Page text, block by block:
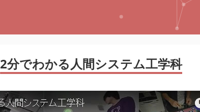
2分でわかる人間システム工学科